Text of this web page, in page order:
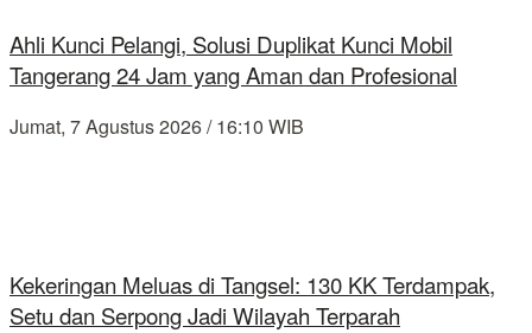
Ahli Kunci Pelangi, Solusi Duplikat Kunci Mobil
Tangerang 24 Jam yang Aman dan Profesional
Jumat, 7 Agustus 2026 / 16:10 WIB
Kekeringan Meluas di Tangsel: 130 KK Terdampak,
Setu dan Serpong Jadi Wilayah Terparah